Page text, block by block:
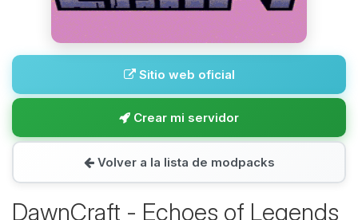
Sitio web oficial
Crear mi servidor
Volver a la lista de modpacks
DawnCraft - Echoes of Legends